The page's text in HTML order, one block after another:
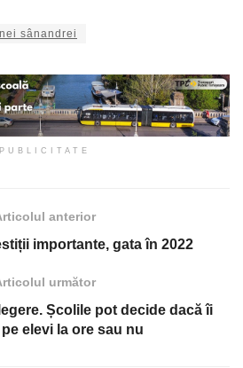
sânandrei
PUBLICITATE
anterior
importante, gata în 2022
următor
Școlile pot decide dacă îi
elevi la ore sau nu